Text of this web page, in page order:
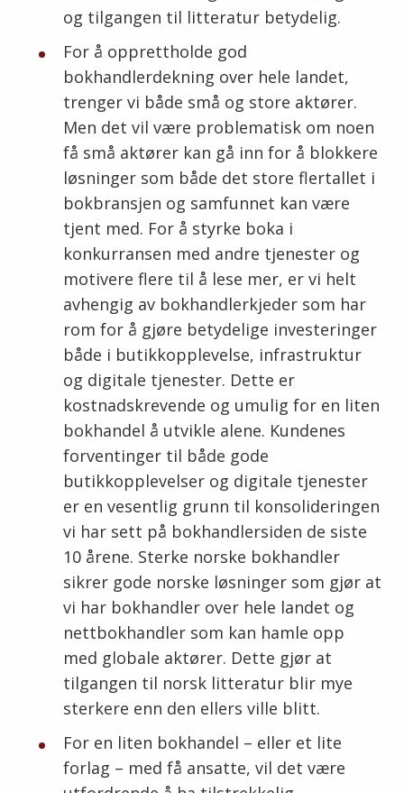
og tilgangen til litteratur betydelig.
For å opprettholde god
bokhandlerdekning over hele landet,
trenger vi både små og store aktører.
Men det vil være problematisk om noen
få små aktører kan gå inn for å blokkere
løsninger som både det store flertallet i
bokbransjen og samfunnet kan være
tjent med. For å styrke boka i
konkurransen med andre tjenester og
motivere flere til å lese mer, er vi helt
avhengig av bokhandlerkjeder som har
rom for å gjøre betydelige investeringer
både i butikkopplevelse, infrastruktur
og digitale tjenester. Dette er
kostnadskrevende og umulig for en liten
bokhandel å utvikle alene. Kundenes
forventinger til både gode
butikkopplevelser og digitale tjenester
er en vesentlig grunn til konsolideringen
vi har sett på bokhandlersiden de siste
10 årene. Sterke norske bokhandler
sikrer gode norske løsninger som gjør at
vi har bokhandler over hele landet og
nettbokhandler som kan hamle opp
med globale aktører. Dette gjør at
tilgangen til norsk litteratur blir mye
sterkere enn den ellers ville blitt.
For en liten bokhandel – eller et lite
forlag – med få ansatte, vil det være